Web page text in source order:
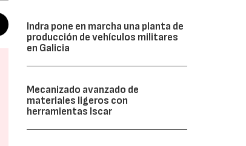
Indra pone en marcha una planta de
producción de vehículos militares
en Galicia
Mecanizado avanzado de
materiales ligeros con
herramientas Iscar